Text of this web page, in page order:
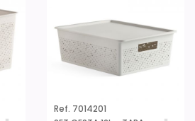
Ref. 7014201